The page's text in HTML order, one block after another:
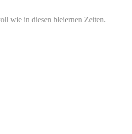
wie in diesen bleiernen Zeiten.